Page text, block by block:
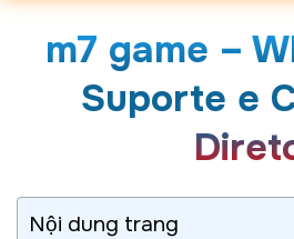
m7 game –
Suporte e
Nội dung trang